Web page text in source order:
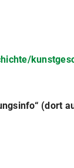
(dort